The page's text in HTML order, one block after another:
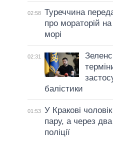
02:58 Туреччина
про мораторій
морі
02:31
балістики
01:53 У Кракові
пару, а через
поліції